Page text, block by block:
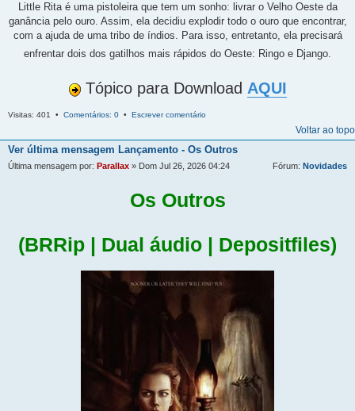
Little Rita é uma pistoleira que tem um sonho: livrar o Velho Oeste da
ganância pelo ouro. Assim, ela decidiu explodir todo o ouro que encontrar,
com a ajuda de uma tribo de índios. Para isso, entretanto, ela precisará
enfrentar dois dos gatilhos mais rápidos do Oeste: Ringo e Django.
Tópico para Download AQUI
Visitas: 401 • Comentários: 0 • Escrever comentário
Voltar ao topo
Ver última mensagem Lançamento - Os Outros
Última mensagem por: Parallax » Dom Jul 26, 2026 04:24 Fórum: Novidades
Os Outros
(BRRip | Dual áudio | Depositfiles)